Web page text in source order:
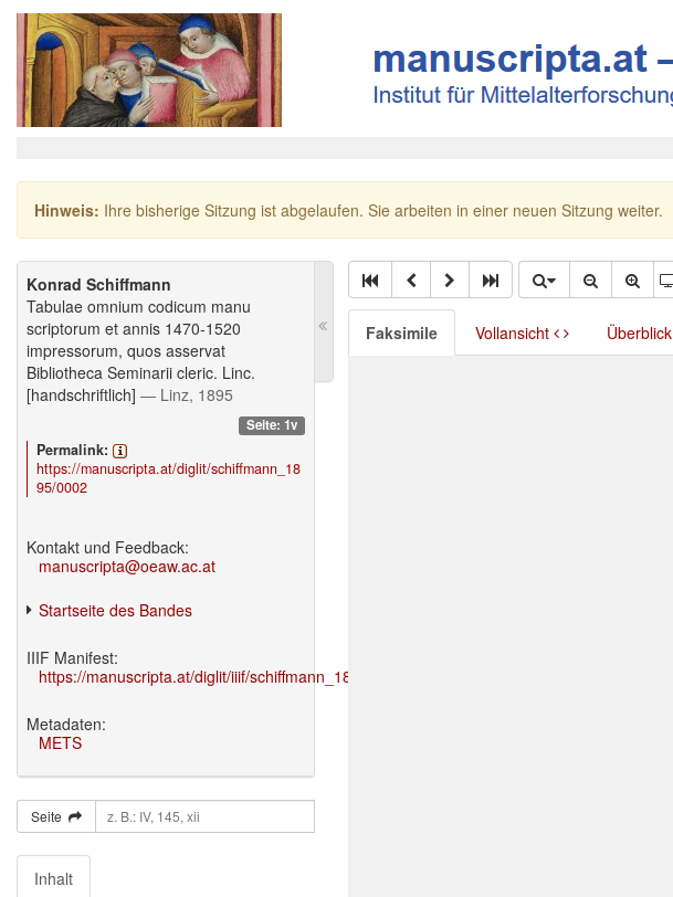
Hinweis: Ihre bisherige Sitzung ist abgelaufen. Sie arbeiten in einer neuen Sitzung weiter.
Konrad Schiffmann
Tabulae omnium codicum manu
scriptorum et annis 1470-1520
impressorum, quos asservat
Bibliotheca Seminarii cleric. Linc.
[handschriftlich] — Linz, 1895
Seite: 1v
Permalink:
https://manuscripta.at/diglit/schiffmann_18
95/0002
Kontakt und Feedback:
manuscripta@oeaw.ac.at
Startseite des Bandes
IIIF Manifest:
https://manuscripta.at/diglit/iiif/schiffmann_1895/manifest.json
Metadaten:
METS
Seite
Inhalt
Faksimile Vollansicht Überblick